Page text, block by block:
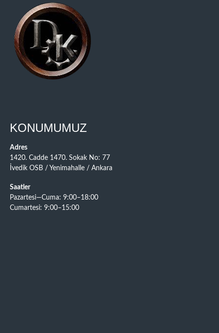
KONUMUMUZ
Adres
1420. Cadde 1470. Sokak No: 77
İvedik OSB / Yenimahalle / Ankara
Saatler
Pazartesi—Cuma: 9:00–18:00
Cumartesi: 9:00–15:00